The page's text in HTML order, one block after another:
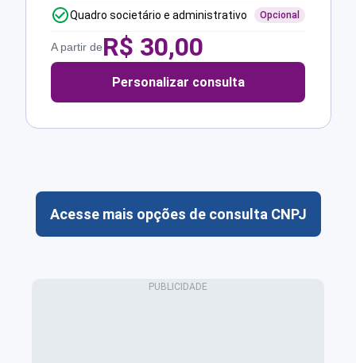
Quadro societário e administrativo Opcional
A partir deR$ 30,00
Personalizar consulta
Acesse mais opções de consulta CNPJ